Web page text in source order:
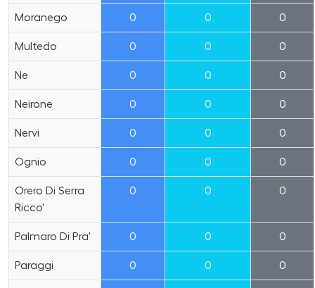
Moranego 0 0 0
Multedo 0 0 0
Ne 0 0 0
Neirone 0 0 0
Nervi 0 0 0
Ognio 0 0 0
Orero Di Serra
Ricco'
0 0 0
Palmaro Di Pra' 0 0 0
Paraggi 0 0 0